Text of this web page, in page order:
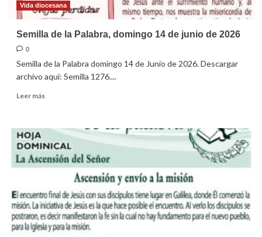
Vida diocesana
Semilla de la Palabra, domingo 14 de junio de 2026
0
Semilla de la Palabra domingo 14 de Junio de 2026. Descargar
archivo aquí: Semilla 1276....
Leer másLeer
Semilla
la
Palabra,
de
junio
de
2026